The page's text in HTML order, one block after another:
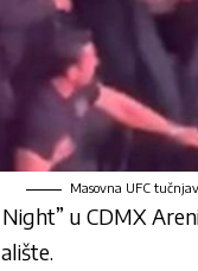
Masovna UFC
u CDMX